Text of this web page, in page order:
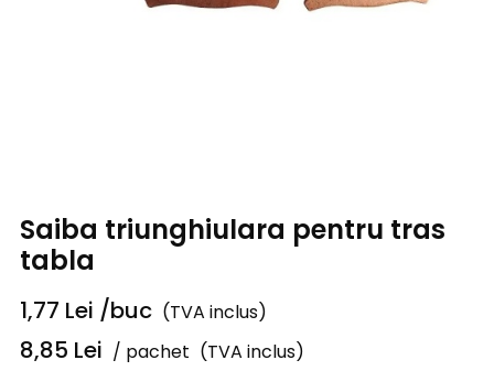
Saiba triunghiulara pentru tras
tabla
1,77 Lei /buc (TVA inclus)
8,85 Lei / pachet (TVA inclus)